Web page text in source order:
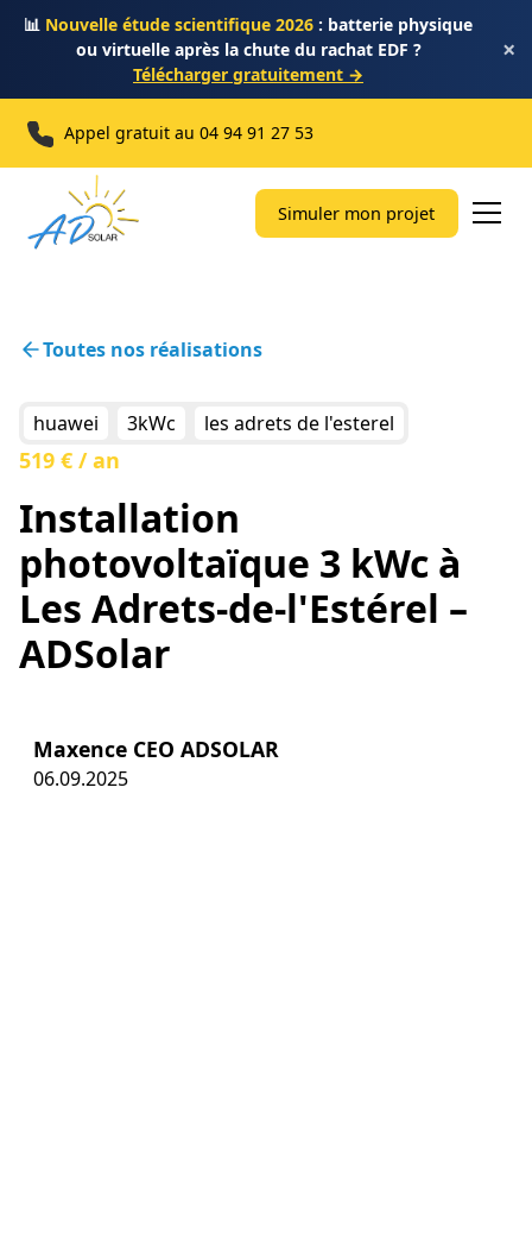
📊 Nouvelle étude scientifique 2026 : batterie physique
ou virtuelle après la chute du rachat EDF ?
Télécharger gratuitement →
×
Appel gratuit au04 94 91 27 53
Simuler mon projet
Toutes nos réalisations
huawei 3kWc les adrets de l'esterel
519 € / an
Installation
photovoltaïque 3 kWc à
Les Adrets-de-l'Estérel –
ADSolar
Maxence CEO ADSOLAR
06.09.2025